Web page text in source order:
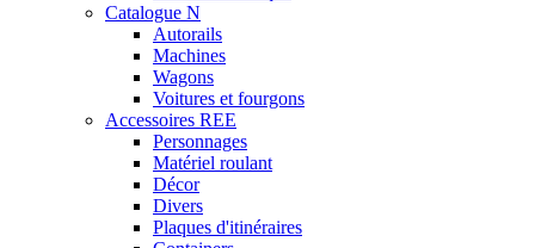
Catalogue N
Autorails
Machines
Wagons
Voitures et fourgons
Accessoires REE
Personnages
Matériel roulant
Décor
Divers
Plaques d'itinéraires